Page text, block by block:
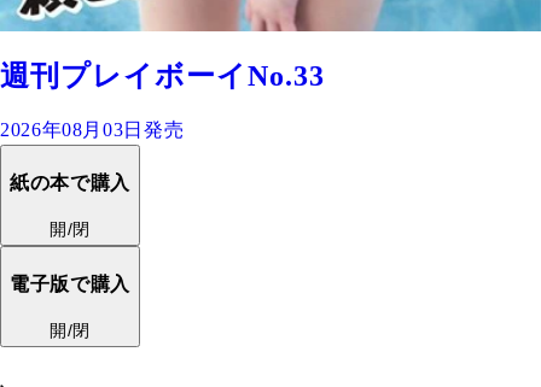
週刊プレイボーイNo.33
2026年08月03日発売
紙の本で購入
開/閉
電子版で購入
開/閉